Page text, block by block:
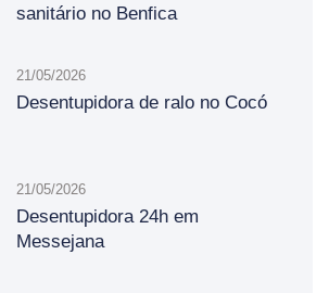
sanitário no Benfica
21/05/2026
Desentupidora de ralo no Cocó
21/05/2026
Desentupidora 24h em
Messejana